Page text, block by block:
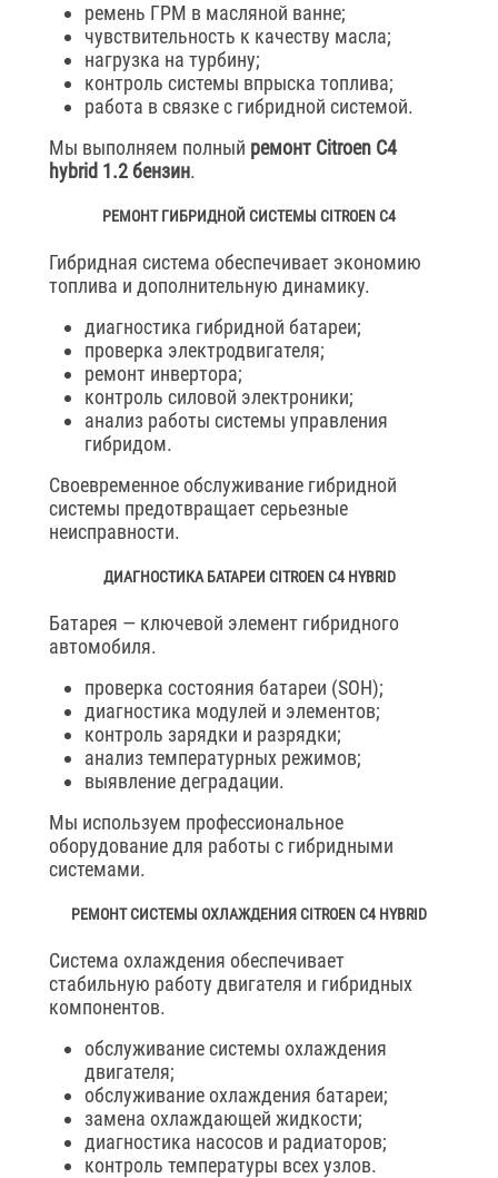
ремень ГРМ в масляной ванне;
чувствительность к качеству масла;
нагрузка на турбину;
контроль системы впрыска топлива;
работа в связке с гибридной системой.
Мы выполняем полный ремонт Citroen C4
hybrid 1.2 бензин.
РЕМОНТ ГИБРИДНОЙ СИСТЕМЫ CITROEN C4
Гибридная система обеспечивает экономию
топлива и дополнительную динамику.
диагностика гибридной батареи;
проверка электродвигателя;
ремонт инвертора;
контроль силовой электроники;
анализ работы системы управления
гибридом.
Своевременное обслуживание гибридной
системы предотвращает серьезные
неисправности.
ДИАГНОСТИКА БАТАРЕИ CITROEN C4 HYBRID
Батарея — ключевой элемент гибридного
автомобиля.
проверка состояния батареи (SOH);
диагностика модулей и элементов;
контроль зарядки и разрядки;
анализ температурных режимов;
выявление деградации.
Мы используем профессиональное
оборудование для работы с гибридными
системами.
РЕМОНТ СИСТЕМЫ ОХЛАЖДЕНИЯ CITROEN C4 HYBRID
Система охлаждения обеспечивает
стабильную работу двигателя и гибридных
компонентов.
обслуживание системы охлаждения
двигателя;
обслуживание охлаждения батареи;
замена охлаждающей жидкости;
диагностика насосов и радиаторов;
контроль температуры всех узлов.